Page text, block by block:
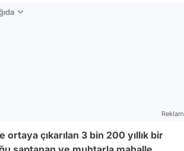
Reklam
ortaya çıkarılan 3 bin 200 yıllık bir